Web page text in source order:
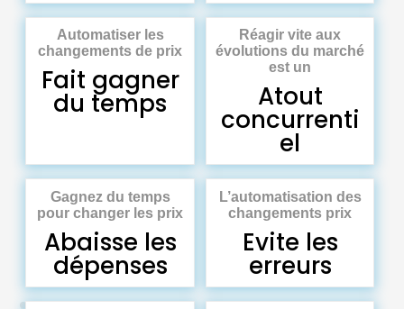
Automatiser les
changements de prix
Fait gagner
du temps
Réagir vite aux
évolutions du marché
est un
Atout
concurrenti
el
Gagnez du temps
pour changer les prix
Abaisse les
dépenses
L’automatisation des
changements prix
Evite les
erreurs